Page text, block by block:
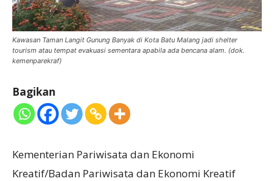
Kawasan Taman Langit Gunung Banyak di Kota Batu Malang jadi shelter
tourism atau tempat evakuasi sementara apabila ada bencana alam. (dok.
kemenparekraf)
Bagikan
Kementerian Pariwisata dan Ekonomi
Kreatif/Badan Pariwisata dan Ekonomi Kreatif